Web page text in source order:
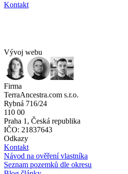
Kontakt
Vývoj webu
Firma
TerraAncestra.com s.r.o.
Rybná 716/24
110 00
Praha 1, Česká republika
IČO: 21837643
Odkazy
Kontakt
Návod na ověření vlastníka
Seznam pozemků dle okresu